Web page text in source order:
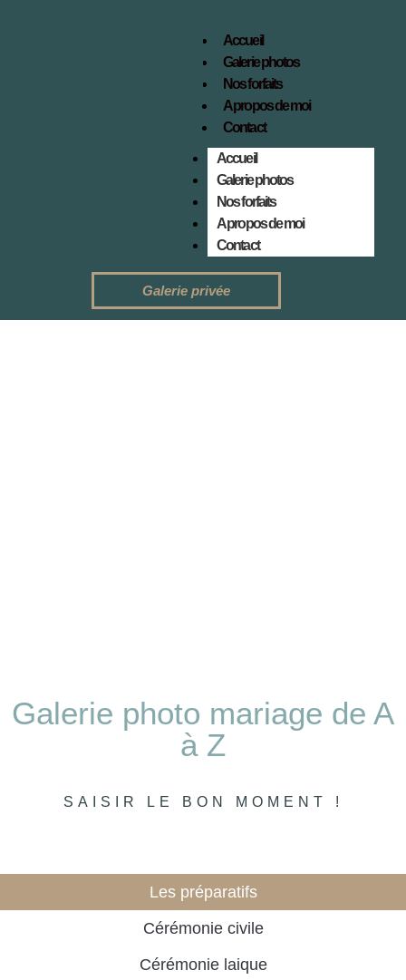
Accueil
Galerie photos
Nos forfaits
A propos de moi
Contact
Accueil
Galerie photos
Nos forfaits
A propos de moi
Contact
Galerie privée
Galerie photo mariage de A
à Z
SAISIR LE BON MOMENT !
Les préparatifs
Cérémonie civile
Cérémonie laique